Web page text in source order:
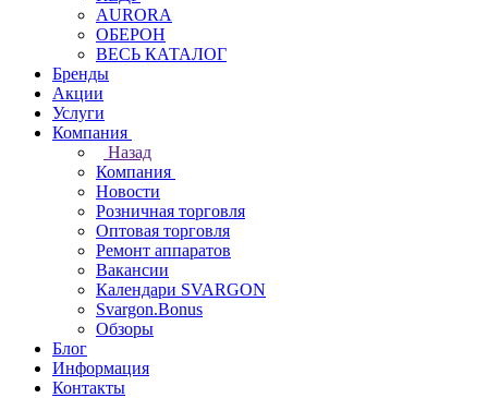
AURORA
ОБЕРОН
ВЕСЬ КАТАЛОГ
Бренды
Акции
Услуги
Компания
Назад
Компания
Новости
Розничная торговля
Оптовая торговля
Ремонт аппаратов
Вакансии
Календари SVARGON
Svargon.Bonus
Обзоры
Блог
Информация
Контакты